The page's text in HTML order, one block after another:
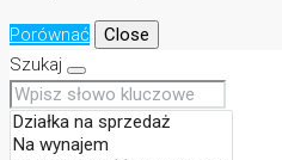
Porównać
Close
Szukaj